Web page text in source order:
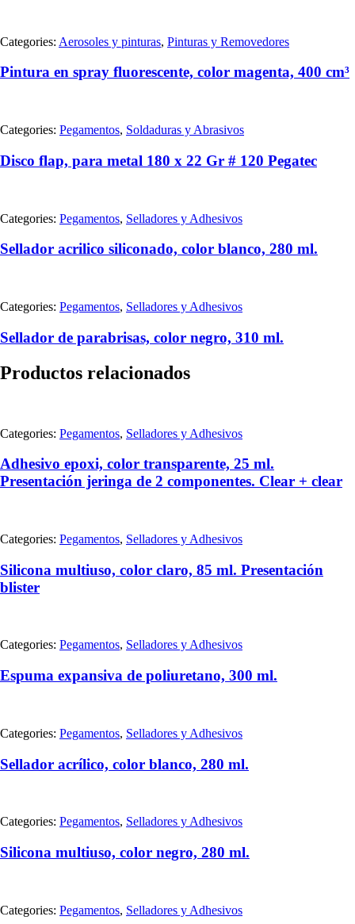
Categories: Aerosoles y pinturas, Pinturas y Removedores
Pintura en spray fluorescente, color magenta, 400 cm³
Categories: Pegamentos, Soldaduras y Abrasivos
Disco flap, para metal 180 x 22 Gr # 120 Pegatec
Categories: Pegamentos, Selladores y Adhesivos
Sellador acrilico siliconado, color blanco, 280 ml.
Categories: Pegamentos, Selladores y Adhesivos
Sellador de parabrisas, color negro, 310 ml.
Productos relacionados
Categories: Pegamentos, Selladores y Adhesivos
Adhesivo epoxi, color transparente, 25 ml.
Presentación jeringa de 2 componentes. Clear + clear
Categories: Pegamentos, Selladores y Adhesivos
Silicona multiuso, color claro, 85 ml. Presentación
blister
Categories: Pegamentos, Selladores y Adhesivos
Espuma expansiva de poliuretano, 300 ml.
Categories: Pegamentos, Selladores y Adhesivos
Sellador acrílico, color blanco, 280 ml.
Categories: Pegamentos, Selladores y Adhesivos
Silicona multiuso, color negro, 280 ml.
Categories: Pegamentos, Selladores y Adhesivos